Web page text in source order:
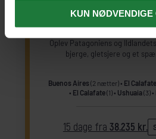
KUN NØDVENDIGE
Oplev Patagoniens og
bjerge, gletsjere og et
Buenos Aires (2 nætter) El Calafate
El Calafate(1) Ushuaia(3)
15 dage fra 38.235 kr.